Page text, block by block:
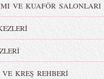
VE KUAFÖR SALONLARI
KREŞ REHBERİ